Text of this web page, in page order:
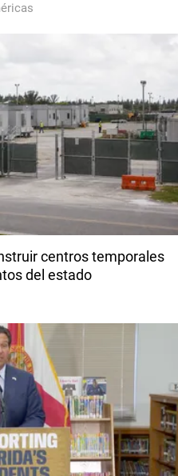
centros temporales
del estado